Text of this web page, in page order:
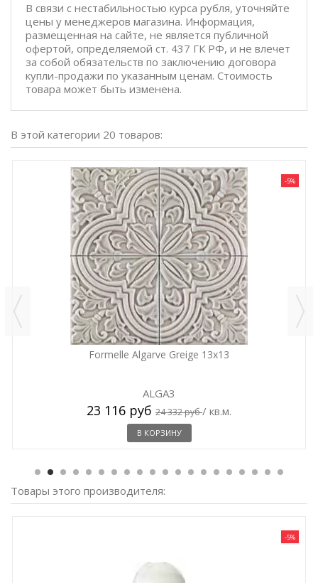
В связи с нестабильностью курса рубля, уточняйте
цены у менеджеров магазина. Информация,
размещенная на сайте, не является публичной
офертой, определяемой ст. 437 ГК РФ, и не влечет
за собой обязательств по заключению договора
купли-продажи по указанным ценам. Стоимость
товара может быть изменена.
В этой категории 20 товаров:
-5%
Formelle Algarve Greige 13x13
ALGA3
23 116 руб 24 332 руб/ кв.м.
В КОРЗИНУ
Товары этого производителя:
-5%